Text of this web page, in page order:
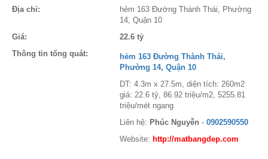
Địa chỉ:
hẻm 163 Đường Thành Thái, Phường
14, Quận 10
Giá:
22.6 tỷ
Thông tin tổng quát:
hẻm 163 Đường Thành Thái,
Phường 14, Quận 10
DT: 4.3m x 27.5m, diện tích: 260m2
giá: 22.6 tỷ, 86.92 triệu/m2, 5255.81
triệu/mét ngang
Liên hệ: Phúc Nguyễn - 0902590550
Website: http://matbangdep.com